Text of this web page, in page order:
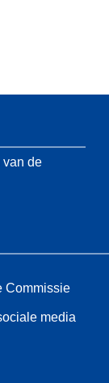
van de
Commissie
media